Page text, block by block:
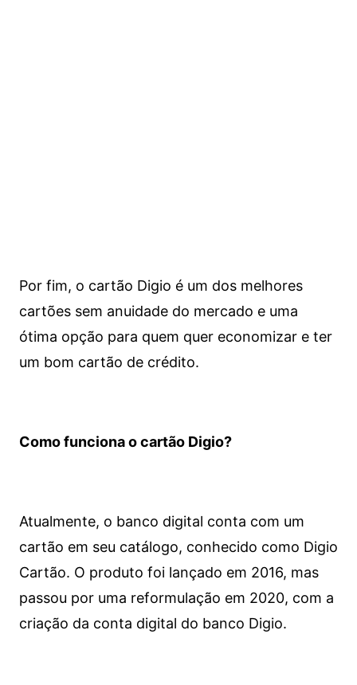
Por fim, o cartão Digio é um dos melhores
cartões sem anuidade do mercado e uma
ótima opção para quem quer economizar e ter
um bom cartão de crédito.
Como funciona o cartão Digio?
Atualmente, o banco digital conta com um
cartão em seu catálogo, conhecido como Digio
Cartão. O produto foi lançado em 2016, mas
passou por uma reformulação em 2020, com a
criação da conta digital do banco Digio.